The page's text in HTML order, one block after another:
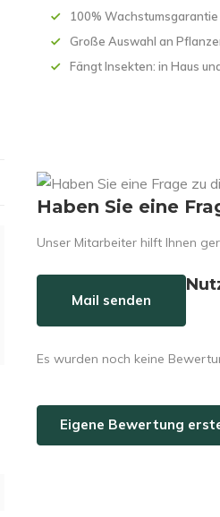
100% Wachstumsgarantie
Große Auswahl an
Fängt Insekten: in Haus
Haben Sie eine
Unser Mitarbeiter hilft Ihnen
Mail senden
Es wurden noch keine
Eigene Bewertung